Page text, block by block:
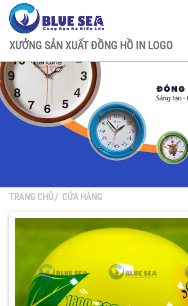
XƯỞNG SẢN XUẤT ĐỒNG HỒ IN LOGO
TRANG CHỦ/ CỬA HÀNG